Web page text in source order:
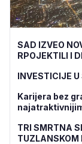
SAD IZVEO
RPOJEKTILI I
INVESTICIJE U
Karijera bez
TRI SMRTNA
TUZLANSKOM